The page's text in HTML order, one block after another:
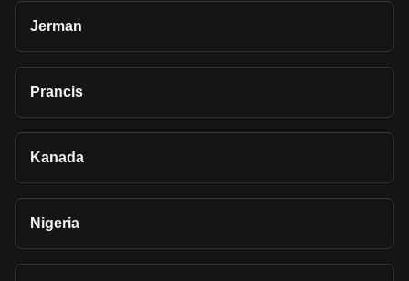
Jerman
Prancis
Kanada
Nigeria